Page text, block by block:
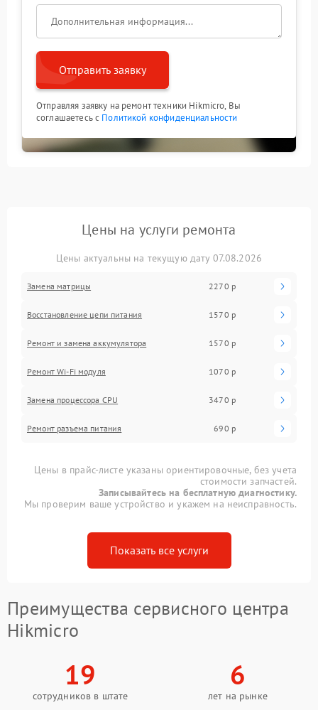
Отправить заявку
Отправляя заявку на ремонт техники Hikmicro, Вы
соглашаетесь с Политикой конфиденциальности
Цены на услуги ремонта
Цены актуальны на текущую дату 07.08.2026
Замена матрицы 2270 р
Восстановление цепи питания 1570 р
Ремонт и замена аккумулятора 1570 р
Ремонт Wi-Fi модуля 1070 р
Замена процессора CPU 3470 р
Ремонт разъема питания 690 р
Цены в прайс-листе указаны ориентировочные, без учета
стоимости запчастей.
Записывайтесь на бесплатную диагностику.
Мы проверим ваше устройство и укажем на неисправность.
Показать все услуги
Преимущества сервисного центра
Hikmicro
19
сотрудников в штате
6
лет на рынке